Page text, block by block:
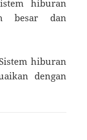
hiburan
besar dan
hiburan
dengan